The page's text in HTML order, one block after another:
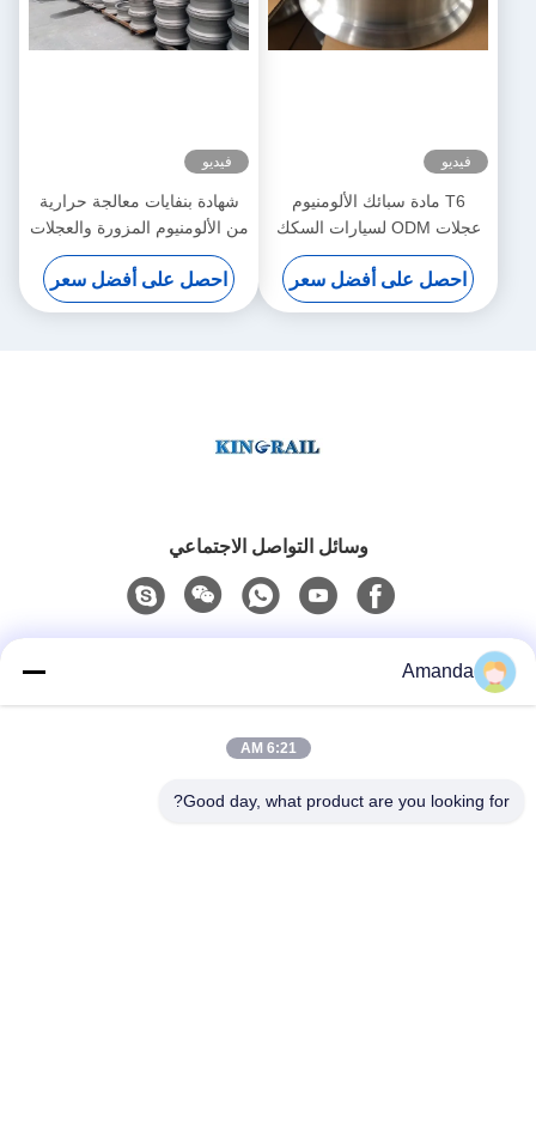
فيديو
T6 مادة سبائك الألومنيوم
عجلات ODM لسيارات السكك
الحديدية الخفيفة التحميل
احصل على أفضل سعر
فيديو
شهادة بنفايات معالجة حرارية
من الألومنيوم المزورة والعجلات
المصبوبة
احصل على أفضل سعر
وسائل التواصل الاجتماعي
0086-15556982932
Amanda
6:21 AM
Good day, what product are you looking for?